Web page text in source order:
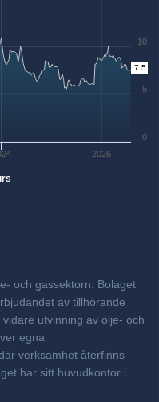
2026
0
5
10
7.5
och gassektorn. Bolaget
av tillhörande
utvinning av olje- och
egna
verksamhet återfinns
har sitt huvudkontor i